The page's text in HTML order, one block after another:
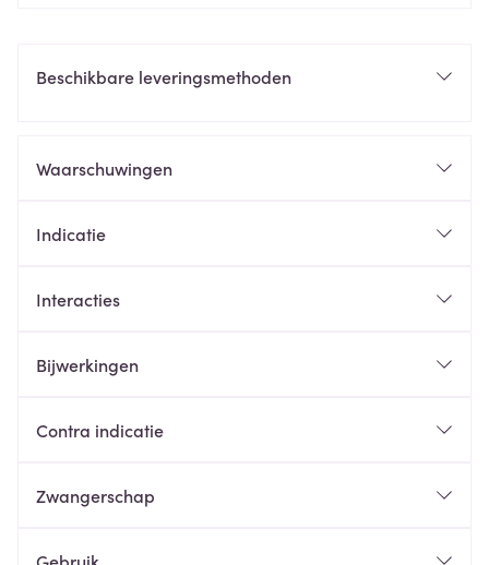
Beschikbare leveringsmethoden
Waarschuwingen
Indicatie
Interacties
Bijwerkingen
Contra indicatie
Zwangerschap